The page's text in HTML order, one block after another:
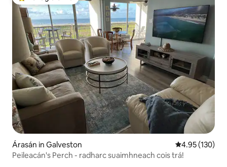
Árasán in Galveston Meánrátáil
4.95 (130)
Peileacán's Perch - radharc suaimhneach cois trá!